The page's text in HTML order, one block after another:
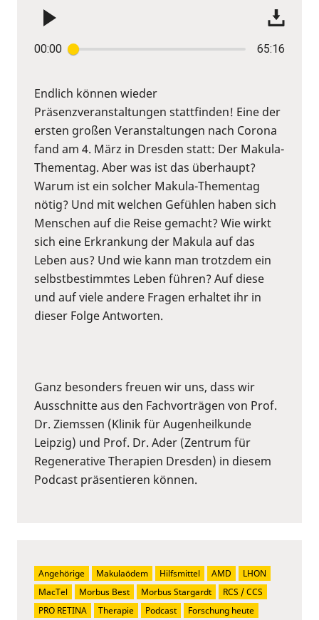
00:00 65:16
Endlich können wieder
Präsenzveranstaltungen stattfinden! Eine der
ersten großen Veranstaltungen nach Corona
fand am 4. März in Dresden statt: Der Makula-
Thementag. Aber was ist das überhaupt?
Warum ist ein solcher Makula-Thementag
nötig? Und mit welchen Gefühlen haben sich
Menschen auf die Reise gemacht? Wie wirkt
sich eine Erkrankung der Makula auf das
Leben aus? Und wie kann man trotzdem ein
selbstbestimmtes Leben führen? Auf diese
und auf viele andere Fragen erhaltet ihr in
dieser Folge Antworten.
Ganz besonders freuen wir uns, dass wir
Ausschnitte aus den Fachvorträgen von Prof.
Dr. Ziemssen (Klinik für Augenheilkunde
Leipzig) und Prof. Dr. Ader (Zentrum für
Regenerative Therapien Dresden) in diesem
Podcast präsentieren können.
Angehörige Makulaödem Hilfsmittel AMD
LHON
MacTel
Morbus Best Morbus Stargardt
RCS / CCS
PRO RETINA
Therapie Podcast
Forschung heute